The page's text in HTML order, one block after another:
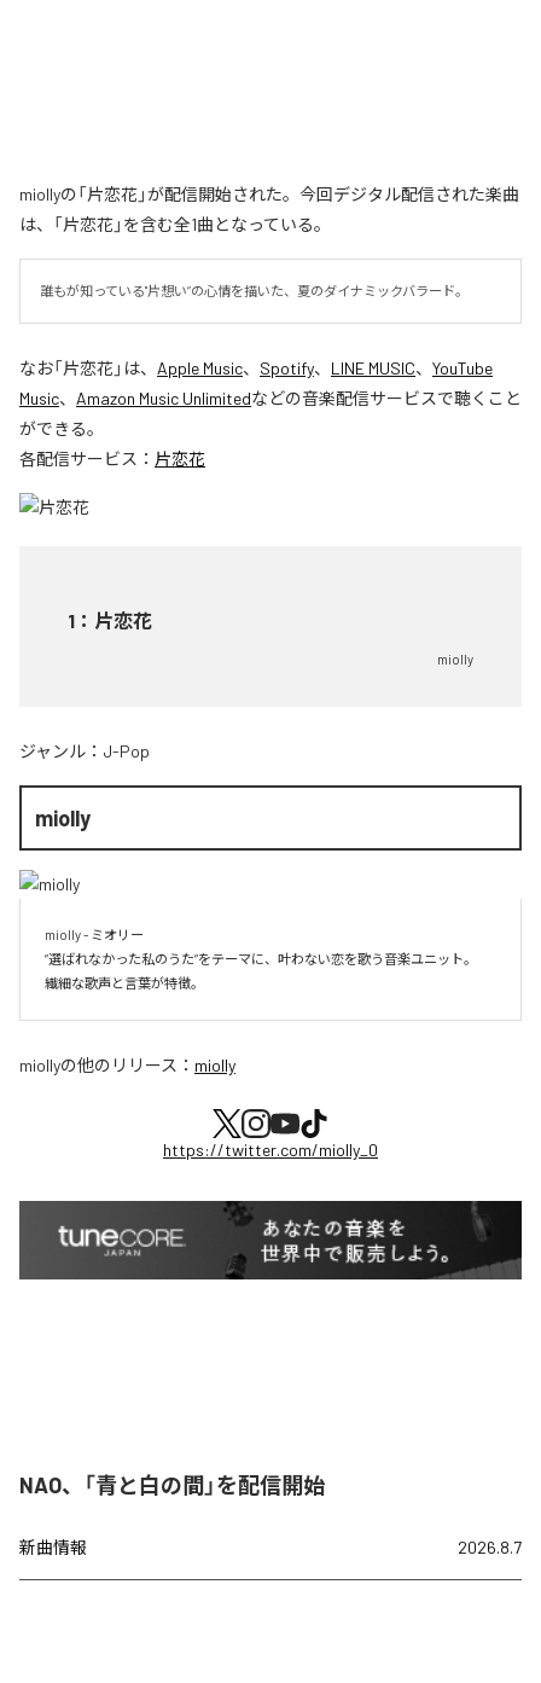
miollyの「片恋花」が配信開始された。今回デジタル配信された楽曲
は、「片恋花」を含む全1曲となっている。
誰もが知っている"片想い”の心情を描いた、夏のダイナミックバラード。
なお「片恋花」は、 Apple Music、 Spotify、 LINE MUSIC、 YouTube
Music、 Amazon Music Unlimitedなどの音楽配信サービスで聴くこと
ができる。
各配信サービス： 片恋花
1 ： 片恋花
miolly
ジャンル： J-Pop
miolly
miolly - ミオリー
”選ばれなかった私のうた”をテーマに、叶わない恋を歌う音楽ユニット。
miollyの他のリリース： miolly
https://twitter.com/miolly_0
NAO、「青と白の間」を配信開始
新曲情報 2026.8.7